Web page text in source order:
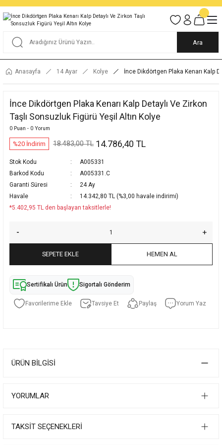
Tüm Alışverişlerde KARGO BEDAVA
Garantili Ve Sigortalı Kargo
Ankara İçi Elden Teslimat İmkanı
24/7 Müşteri Destek Hizmeti
40 Yıllık Güvenin Adresi
Ara
Anasayfa 14 Ayar Kolye İnce Dikdörtgen Plaka Kenarı Kalp
İnce Dikdörtgen Plaka Kenarı Kalp Detaylı Ve Zirkon
Taşlı Sonsuzluk Figürü Yeşil Altın Kolye
0 Puan - 0 Yorum
%20 İndirim 18.483,00 TL 14.786,40 TL
Stok Kodu
A005331
Barkod Kodu
A005331.C
Garanti Süresi
24 Ay
Havale
14.342,80 TL (%3,00 havale indirimi)
*5.402,95 TL den başlayan taksitlerle!
SEPETE EKLE HEMEN AL
Sertifikalı Ürün Sigortalı Gönderim
Tavsiye Et Paylaş Yorum Yaz
ÜRÜN BILGISI
YORUMLAR
TAKSIT SEÇENEKLERI